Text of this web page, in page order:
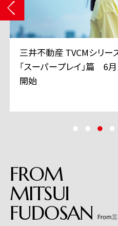
三井不動産 TVCMシリー
「スーパープレイ」篇 6
開始
FROM
MITSUI
FUDOSAN From